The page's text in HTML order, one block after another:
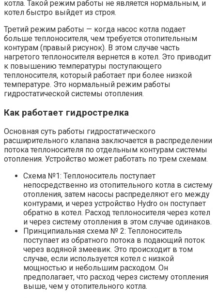
котла. Такой режим работы не является нормальным, и
котел быстро выйдет из строя.
Третий режим работы — когда насос котла подает
больше теплоносителя, чем требуется отопительным
контурам (правый рисунок). В этом случае часть
нагретого теплоносителя вернется в котел. Это приводит
к повышению температуры поступающего
теплоносителя, который работает при более низкой
температуре. Это нормальный режим работы
гидростатической системы отопления.
Как работает гидрострелка
Основная суть работы гидростатического
расширительного клапана заключается в распределении
потока теплоносителя по отдельным контурам системы
отопления. Устройство может работать по трем схемам.
Схема №1: Теплоноситель поступает
непосредственно из отопительного котла в систему
отопления, затем насосы распределяют его между
контурами, и через устройство Hydro он поступает
обратно в котел. Расход теплоносителя через котел
и через систему отопления в этом случае одинаков.
Принципиальная схема № 2: Теплоноситель
поступает из обратного потока в подающий поток
через водяной змеевик. Это происходит в том
случае, если используется котел с низкой
мощностью и небольшим расходом. Он
предполагает, что расход через систему отопления
выше, чем у отопительного котла.